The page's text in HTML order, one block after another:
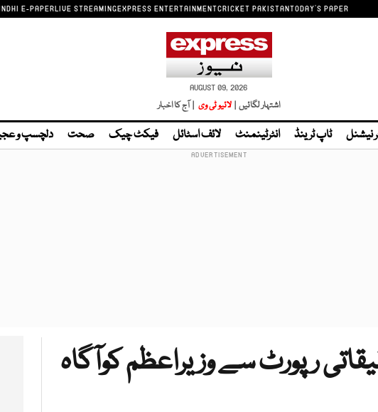
E-PAPERLIVE STREAMINGEXPRESS ENTERTAINMENTCRICKET PAKISTANTODAY'S PAPER
AUGUST 09, 2026
اشتہار لگائیں | لائیو ٹی وی | آج کا اخبار
نیشنل ٹاپ ٹرینڈ انٹرٹینمنٹ لائف اسٹائل فیکٹ چیک صحت دلچسپ و
رپورٹ سے وزیراعظم کوآگاہ